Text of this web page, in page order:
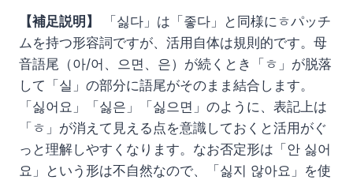
【補足説明】
「싫다」は「좋다」と同様にㅎパッチ
ムを持つ形容詞ですが、活用自体は規則的です。母
音語尾（아/어、으면、은）が続くとき「ㅎ」が脱落
して「실」の部分に語尾がそのまま結合します。
「싫어요」「싫은」「싫으면」のように、表記上は
「ㅎ」が消えて見える点を意識しておくと活用がぐ
っと理解しやすくなります。なお否定形は「안 싫어
요」という形は不自然なので、「싫지 않아요」を使